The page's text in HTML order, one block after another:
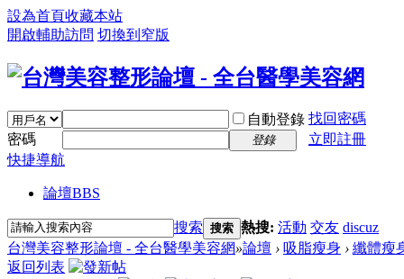
設為首頁收藏本站
開啟輔助訪問 切換到窄版
自動登錄 找回密碼
密碼
登錄
立即註冊
快捷導航
論壇BBS
搜索 搜索 熱搜: 活動 交友 discuz
台灣美容整形論壇 - 全台醫學美容網»論壇 › 吸脂瘦身 › 纖體瘦
返回列表